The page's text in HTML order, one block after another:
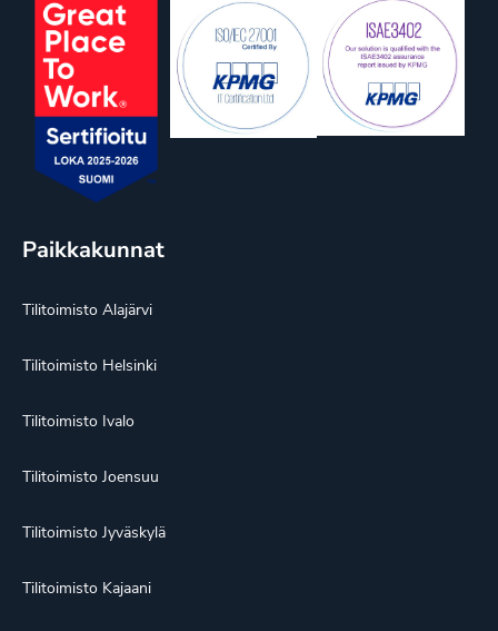
Paikkakunnat
Tilitoimisto Alajärvi
Tilitoimisto Helsinki
Tilitoimisto Ivalo
Tilitoimisto Joensuu
Tilitoimisto Jyväskylä
Tilitoimisto Kajaani